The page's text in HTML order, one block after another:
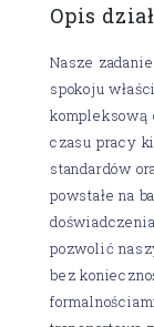
Opis
Nasze
spokoju
kompleksową
czasu pracy
standardów
powstałe na
pozwolić
bez